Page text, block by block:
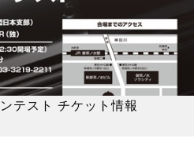
テスト チケット情報